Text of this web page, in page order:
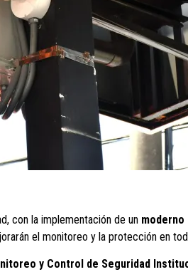
con la implementación de un
el monitoreo y la protección en
y Control de Seguridad